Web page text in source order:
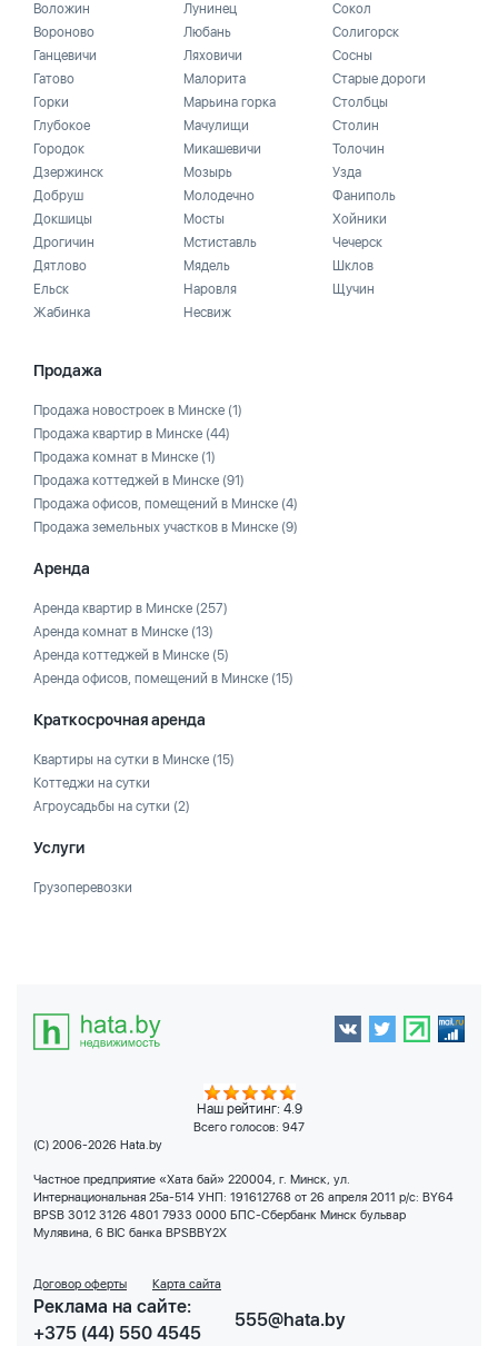
Воложин
Вороново
Ганцевичи
Гатово
Горки
Глубокое
Городок
Дзержинск
Добруш
Докшицы
Дрогичин
Дятлово
Ельск
Жабинка
Лунинец
Любань
Ляховичи
Малорита
Марьина горка
Мачулищи
Микашевичи
Мозырь
Молодечно
Мосты
Мстиставль
Мядель
Наровля
Несвиж
Сокол
Солигорск
Сосны
Старые дороги
Столбцы
Столин
Толочин
Узда
Фаниполь
Хойники
Чечерск
Шклов
Щучин
Продажа
Продажа новостроек в Минске (1)
Продажа квартир в Минске (44)
Продажа комнат в Минске (1)
Продажа коттеджей в Минске (91)
Продажа офисов, помещений в Минске (4)
Продажа земельных участков в Минске (9)
Аренда
Аренда квартир в Минске (257)
Аренда комнат в Минске (13)
Аренда коттеджей в Минске (5)
Аренда офисов, помещений в Минске (15)
Краткосрочная аренда
Квартиры на сутки в Минске (15)
Коттеджи на сутки
Агроусадьбы на сутки (2)
Услуги
Грузоперевозки
Наш рейтинг: 4.9
Всего голосов: 947
(C) 2006-2026 Hata.by
Частное предприятие «Хата бай» 220004, г. Минск, ул.
Интернациональная 25а-514 УНП: 191612768 от 26 апреля 2011 р/с: BY64
BPSB 3012 3126 4801 7933 0000 БПС-Сбербанк Минск бульвар
Мулявина, 6 BIC банка BPSBBY2X
Договор оферты Карта сайта
Реклама на сайте:
+375 (44) 550 4545
555@hata.by